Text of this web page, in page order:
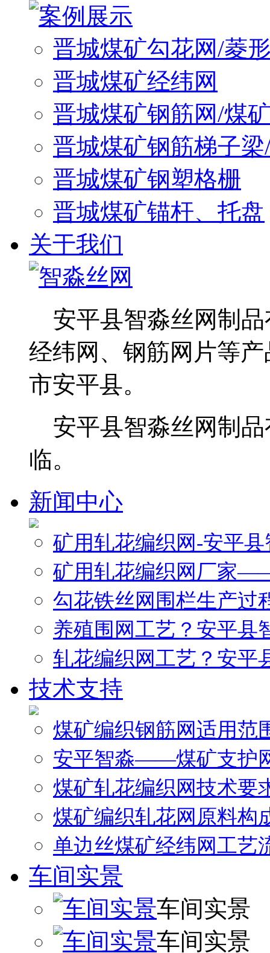
晋城煤矿勾花网/菱
晋城煤矿经纬网
晋城煤矿钢筋网/煤
晋城煤矿钢筋梯子
晋城煤矿钢塑格栅
晋城煤矿锚杆、托盘
关于我们
安平县智淼丝网制品
经纬网、钢筋网片等
市安平县。
安平县智淼丝网制品
临。
新闻中心
矿用轧花编织网-安平
矿用轧花编织网厂家
勾花铁丝网围栏生产过
养殖围网工艺？安平县
轧花编织网工艺？安平
技术支持
煤矿编织钢筋网适用范
安平智淼——煤矿支护
煤矿轧花编织网技术要
煤矿编织轧花网原料构
单边丝煤矿经纬网工艺
车间实景
车间实景
车间实景